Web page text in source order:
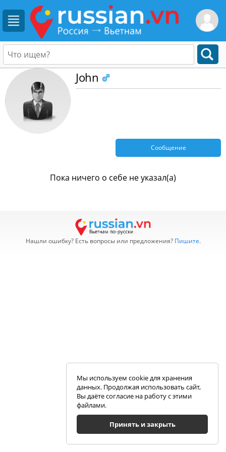
John
Сообщение
Пока ничего о себе не указал(а)
Нашли ошибку? Есть вопросы или предложения? Пишите.
Мы используем cookie для хранения
данных. Продолжая использовать сайт,
Вы даёте согласие на работу с этими
файлами.
Принять и закрыть